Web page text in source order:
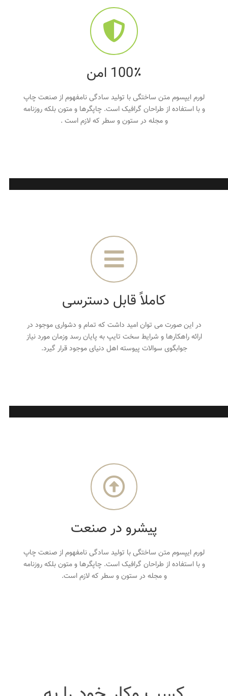
100٪ امن
لورم ایپسوم متن ساختگی با تولید سادگی نامفهوم از صنعت چاپ
و با استفاده از طراحان گرافیک است. چاپگرها و متون بلکه روزنامه
و مجله در ستون و سطر که لازم است .
کاملاً قابل دسترسی
در این صورت می توان امید داشت که تمام و دشواری موجود در
ارائه راهکارها و شرایط سخت تایپ به پایان رسد وزمان مورد نیاز
جوابگوی سوالات پیوسته اهل دنیای موجود قرار گیرد.
پیشرو در صنعت
لورم ایپسوم متن ساختگی با تولید سادگی نامفهوم از صنعت چاپ
و با استفاده از طراحان گرافیک است. چاپگرها و متون بلکه روزنامه
و مجله در ستون و سطر که لازم است.